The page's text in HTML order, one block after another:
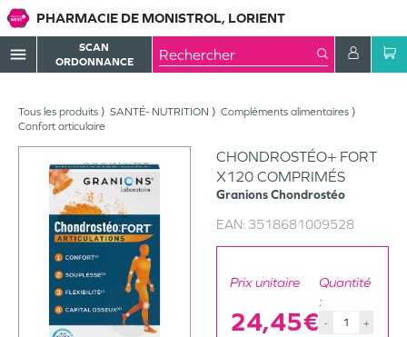
PHARMACIE DE MONISTROL, LORIENT
menu
SCAN
ORDONNANCE
Tous les produits SANTÉ- NUTRITION
Compléments alimentaires
Confort articulaire
CHONDROSTÉO+ FORT
X120 COMPRIMÉS
GranionsChondrostéo
EAN: 3518681009528
Prix unitaire
24,45€
Quantité
:
- +